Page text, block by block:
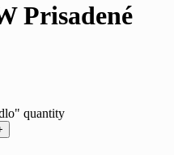
Prisadené
quantity